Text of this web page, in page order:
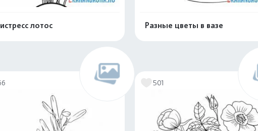
лотос Разные цветы в вазе
501